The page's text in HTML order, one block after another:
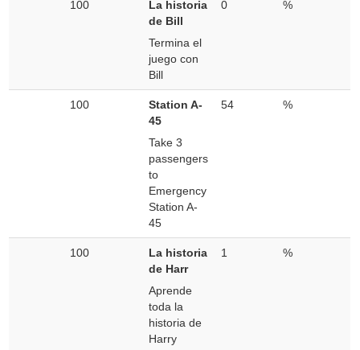
100
La historia
de Bill
Termina el
juego con
Bill
0 %
100
Station A-
45
Take 3
passengers
to
Emergency
Station A-
45
54 %
100
La historia
de Harr
Aprende
toda la
historia de
Harry
1 %